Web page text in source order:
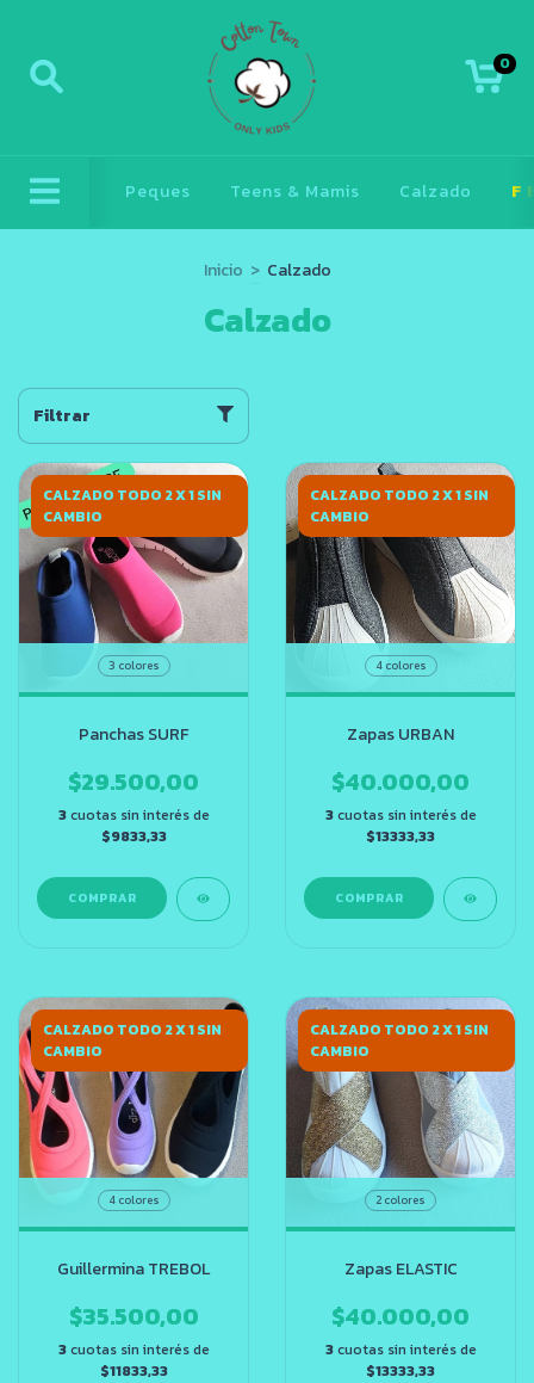
0
Peques Teens & Mamis Calzado
Inicio > Calzado
Calzado
Filtrar
CALZADO TODO 2 X 1 SIN
CAMBIO
3 colores
Panchas SURF
$29.500,00
3cuotas sin interés de
$9833,33
COMPRAR
CALZADO TODO 2 X 1 SIN
CAMBIO
4 colores
Zapas URBAN
$40.000,00
3cuotas sin interés de
$13333,33
COMPRAR
CALZADO TODO 2 X 1 SIN
CAMBIO
4 colores
Guillermina TREBOL
$35.500,00
3cuotas sin interés de
$11833,33
CALZADO TODO 2 X 1 SIN
CAMBIO
2 colores
Zapas ELASTIC
$40.000,00
3cuotas sin interés de
$13333,33